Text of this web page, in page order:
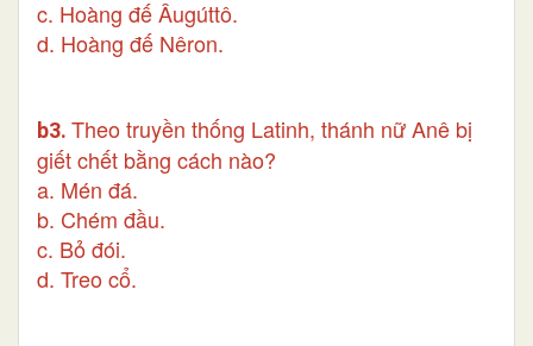
c. Hoàng đế Âugúttô.
d. Hoàng đế Nêron.
b3. Theo truyền thống Latinh, thánh nữ Anê bị
giết chết bằng cách nào?
a. Mén đá.
b. Chém đầu.
c. Bỏ đói.
d. Treo cổ.